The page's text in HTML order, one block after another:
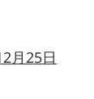
月25日